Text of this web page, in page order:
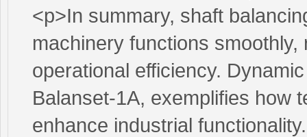
<p>In summary, shaft
machinery functions
operational efficiency.
Balanset-1A, exemplifies how
enhance industrial